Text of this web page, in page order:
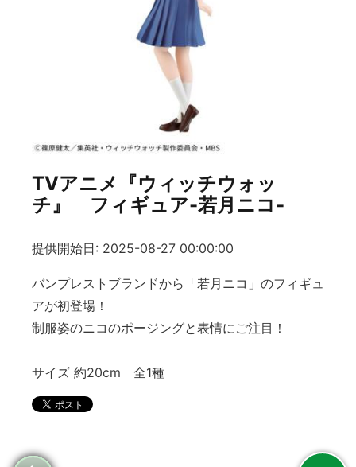
TVアニメ『ウィッチウォッ
チ』 フィギュア-若月ニコ-
提供開始日: 2025-08-27 00:00:00
バンプレストブランドから「若月ニコ」のフィギュ
アが初登場！
制服姿のニコのポージングと表情にご注目！
サイズ 約20cm 全1種